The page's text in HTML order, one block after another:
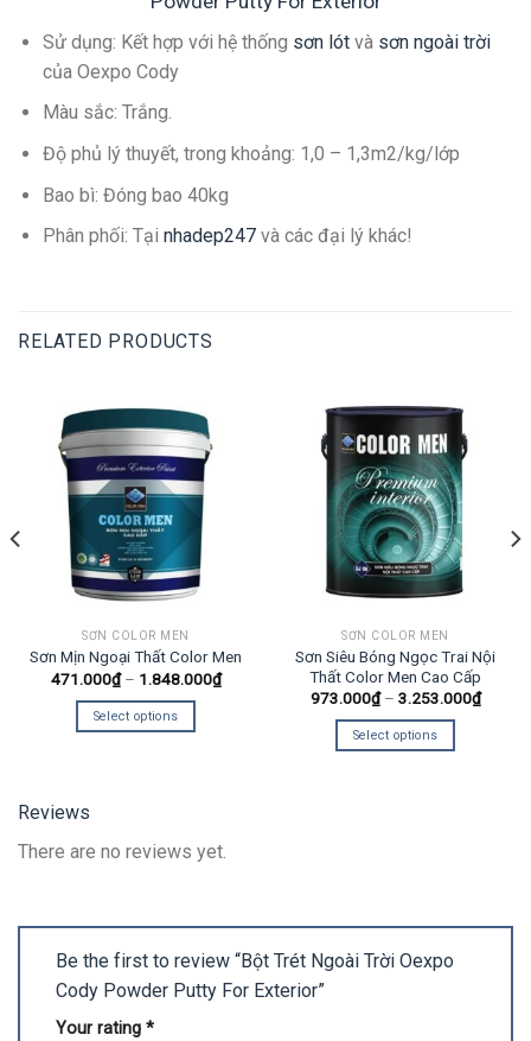
Sử dụng: Kết hợp với hệ thống sơn lótvà sơn ngoài trời
của Oexpo Cody
Màu sắc: Trắng.
Độ phủ lý thuyết, trong khoảng: 1,0 – 1,3m2/kg/lớp
Bao bì: Đóng bao 40kg
Phân phối: Tại nhadep247và các đại lý khác!
RELATED PRODUCTS
SƠN COLOR MEN
Sơn Mịn Ngoại Thất Color Men
471.000₫– 1.848.000₫
Select options
SƠN COLOR MEN
Sơn Siêu Bóng Ngọc Trai Nội
Thất Color Men Cao Cấp
973.000₫– 3.253.000₫
Select options
Reviews
There are no reviews yet.
Be the first to review “Bột Trét Ngoài Trời Oexpo
Cody Powder Putty For Exterior”
Your rating *